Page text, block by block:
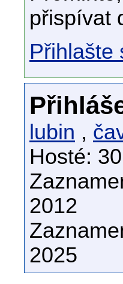
přispívat
Přihlašte
lubin ,
Hosté: 30
2012
2025